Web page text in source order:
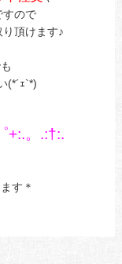
すので
頂けます♪
(*´ｪ`*)
+:.。.:†:.
す＊